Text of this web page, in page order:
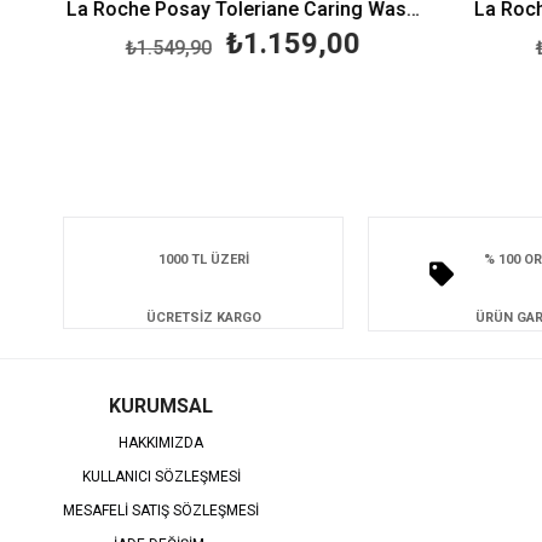
La Roche Posay Toleriane Caring Wash 400 ml - Temizleyici Jel
₺1.159,00
₺1.549,90
La
1000 TL ÜZERİ
ÜCRETSİZ KARGO
% 100
ÜRÜN
KURUMSAL
HAKKIMIZDA
KULLANICI SÖZLEŞMESİ
MESAFELİ SATIŞ SÖZLEŞMESİ